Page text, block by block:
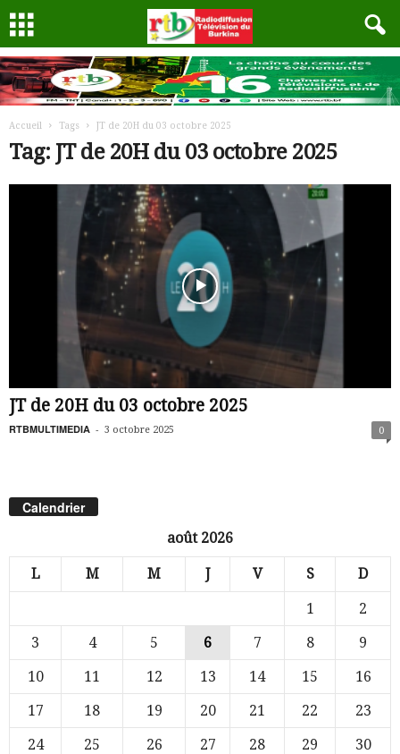
Accueil Tags JT de 20H du 03 octobre 2025
Tag: JT de 20H du 03 octobre 2025
JT de 20H du 03 octobre 2025
RTBMULTIMEDIA - 3 octobre 2025 0
Calendrier
août 2026
L M M J V S D
1
2
3
4 5 6 7 8
9
10
11 12 13 14 15
16
17
18 19 20 21 22
23
24
25 26 27 28 29
30